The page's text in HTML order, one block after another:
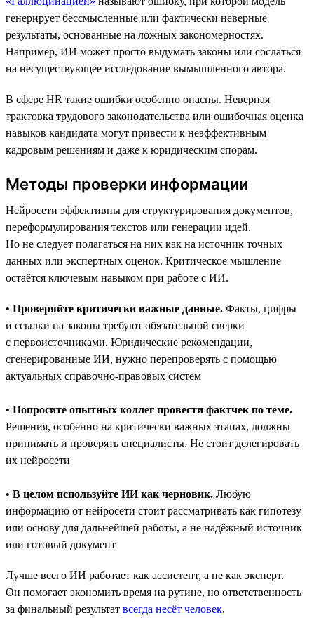
генерирует бессмысленные или фактически неверные
результаты, основанные на ложных закономерностях.
Например, ИИ может просто выдумать законы или сослаться
на несуществующее исследование вымышленного автора.
В сфере HR такие ошибки особенно опасны. Неверная
трактовка трудового законодательства или ошибочная оценка
навыков кандидата могут привести к неэффективным
кадровым решениям и даже к юридическим спорам.
Методы проверки информации
Нейросети эффективны для структурирования документов,
переформулирования текстов или генерации идей.
Но не следует полагаться на них как на источник точных
данных или экспертных оценок. Критическое мышление
остаётся ключевым навыком при работе с ИИ.
• Проверяйте критически важные данные. Факты, цифры
и ссылки на законы требуют обязательной сверки
с первоисточниками. Юридические рекомендации,
сгенерированные ИИ, нужно перепроверять с помощью
актуальных справочно-правовых систем
• Попросите опытных коллег провести фактчек по теме.
Решения, особенно на критически важных этапах, должны
принимать и проверять специалисты. Не стоит делегировать
их нейросети
• В целом используйте ИИ как черновик. Любую
информацию от нейросети стоит рассматривать как гипотезу
или основу для дальнейшей работы, а не надёжный источник
или готовый документ
Лучше всего ИИ работает как ассистент, а не как эксперт.
Он помогает экономить время на рутине, но ответственность
за финальный результат всегда несёт человек.